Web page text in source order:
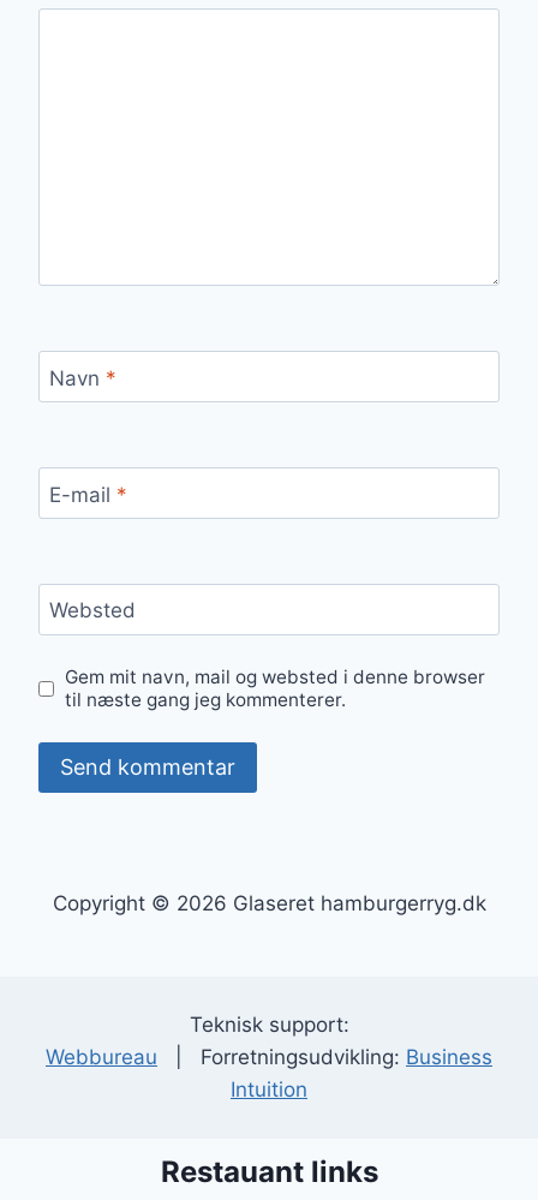
Navn *
E-mail *
Websted
Gem mit navn, mail og websted i denne browser
til næste gang jeg kommenterer.
Copyright © 2026 Glaseret hamburgerryg.dk
Teknisk support:
Webbureau | Forretningsudvikling: Business
Intuition
Restauant links